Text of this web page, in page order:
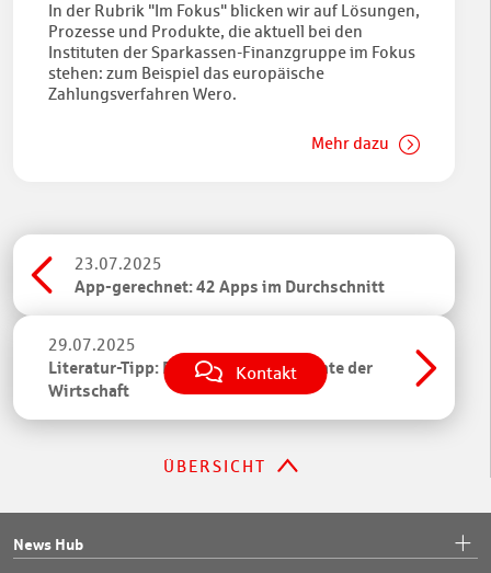
Kontakt
In der Rubrik "Im Fokus" blicken wir auf Lösungen,
Prozesse und Produkte, die aktuell bei den
Instituten der Sparkassen-Finanzgruppe im Fokus
stehen: zum Beispiel das europäische
Zahlungsverfahren Wero.
Mehr dazu
23.07.2025
App-gerechnet: 42 Apps im Durchschnitt
29.07.2025
Literatur-Tipp: Die kürzeste Geschichte der
Wirtschaft
ÜBERSICHT
News Hub